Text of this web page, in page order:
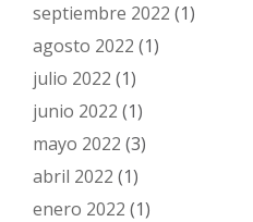
septiembre 2022 (1)
agosto 2022 (1)
julio 2022 (1)
junio 2022 (1)
mayo 2022 (3)
abril 2022 (1)
enero 2022 (1)